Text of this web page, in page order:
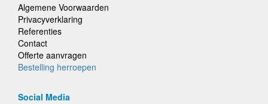
Algemene Voorwaarden
Privacyverklaring
Referenties
Contact
Offerte aanvragen
Bestelling herroepen
Social Media